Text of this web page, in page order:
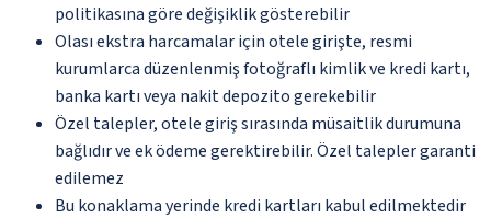
politikasına göre değişiklik gösterebilir
Olası ekstra harcamalar için otele girişte, resmi
kurumlarca düzenlenmiş fotoğraflı kimlik ve kredi kartı,
banka kartı veya nakit depozito gerekebilir
Özel talepler, otele giriş sırasında müsaitlik durumuna
bağlıdır ve ek ödeme gerektirebilir. Özel talepler garanti
edilemez
Bu konaklama yerinde kredi kartları kabul edilmektedir